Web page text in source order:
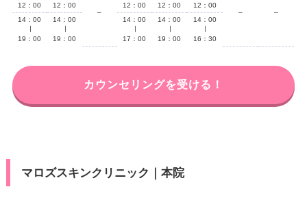
12：00
12：00
–
12：00
12：00
12：00
–
–
14：00
19：00
14：00
19：00
14：00
17：00
14：00
19：00
14：00
16：30
カウンセリングを受ける！
マロズスキンクリニック｜本院